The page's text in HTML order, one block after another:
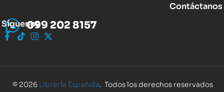
Contáctanos
099 202 8157
Síguenos
© 2026 Librería Española. Todos los derechos reservados